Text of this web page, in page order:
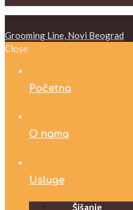
Grooming Line, Novi Beograd
Close
Početna
O nama
Usluge
Šišanje